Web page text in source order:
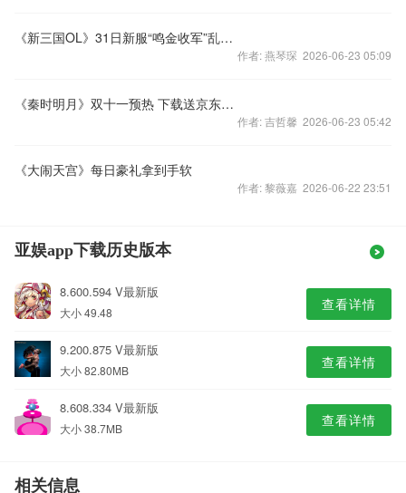
《新三国OL》31日新服“鸣金收军”乱世群雄
作者: 燕琴琛 2026-06-23 05:09
《秦时明月》双十一预热 下载送京东卡电源
作者: 吉哲馨 2026-06-23 05:42
《大闹天宫》每日豪礼拿到手软
作者: 黎薇嘉 2026-06-22 23:51
亚娱app下载历史版本
8.600.594 V最新版
大小 49.48 查看详情
9.200.875 V最新版
大小 82.80MB 查看详情
8.608.334 V最新版
大小 38.7MB 查看详情
相关信息